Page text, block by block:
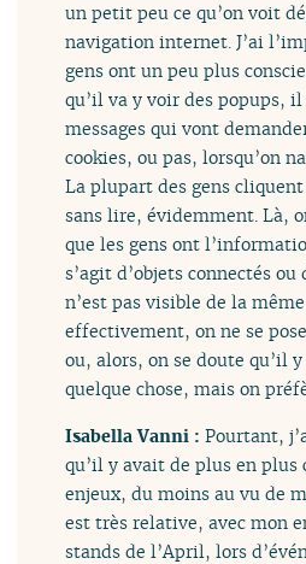
un petit peu ce qu’on voit
navigation internet. J’ai
gens ont un peu plus
qu’il va y voir des popups,
messages qui vont
cookies, ou pas, lorsqu’on
La plupart des gens
sans lire, évidemment. Là,
que les gens ont
s’agit d’objets connectés
n’est pas visible de la
effectivement, on ne se
ou, alors, on se doute qu’il
quelque chose, mais on
Isabella Vanni :Pourtant,
qu’il y avait de plus en plus
enjeux, du moins au vu de
est très relative, avec mon
stands de l’April, lors